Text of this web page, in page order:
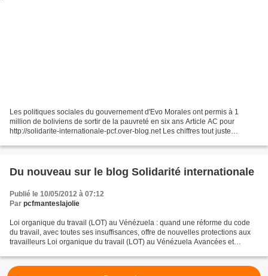
Les politiques sociales du gouvernement d'Evo Morales ont permis à 1
million de boliviens de sortir de la pauvreté en six ans Article AC pour
http://solidarite-internationale-pcf.over-blog.net Les chiffres tout juste
Du nouveau sur le blog Solidarité internationale
Publié le 10/05/2012 à 07:12
Par pcfmanteslajolie
Loi organique du travail (LOT) au Vénézuela : quand une réforme du code
du travail, avec toutes ses insuffisances, offre de nouvelles protections aux
travailleurs Loi organique du travail (LOT) au Vénézuela Avancées et